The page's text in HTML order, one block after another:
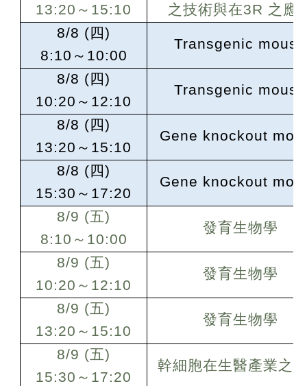
13:20 ～15:10
之技術與在3R 之應
8/8 (四)
8:10 ～10:00
Transgenic mouse
8/8 (四)
10:20 ～12:10
Transgenic mouse
8/8 (四)
13:20 ～15:10
Gene knockout
8/8 (四)
15:30 ～17:20
Gene knockout
8/9 (五)
8:10 ～10:00
發育生物學
8/9 (五)
10:20 ～12:10
發育生物學
8/9 (五)
13:20 ～15:10
發育生物學
8/9 (五)
15:30 ～17:20
幹細胞在生醫產業之